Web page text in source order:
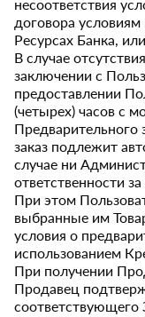
несоответствия
договора
Ресурсах Банка,
В случае
заключении с
предоставлении
(четырех) часов с
Предварительного
заказ подлежит
случае ни
ответственности
При этом
выбранные им
условия о
использованием
При получении
Продавец
соответствующего